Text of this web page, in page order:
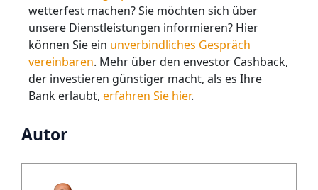
wetterfest machen? Sie möchten sich über
unsere Dienstleistungen informieren? Hier
können Sie ein unverbindliches Gespräch
vereinbaren. Mehr über den envestor Cashback,
der investieren günstiger macht, als es Ihre
Bank erlaubt, erfahren Sie hier.
Autor